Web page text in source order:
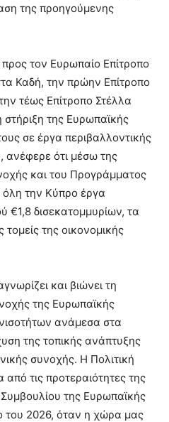
της προηγούμενης
τον Ευρωπαίο Επίτροπο
Καδή, την πρώην Επίτροπο
τέως Επίτροπο Στέλλα
στήριξη της Ευρωπαϊκής
σε έργα περιβαλλοντικής
ανέφερε ότι μέσω της
και του Προγράμματος
όλη την Κύπρο έργα
€1,8 δισεκατομμυρίων, τα
της οικονομικής
και βιώνει τη
της Ευρωπαϊκής
ανάμεσα στα
της τοπικής ανάπτυξης
συνοχής. Η Πολιτική
τις προτεραιότητες της
της Ευρωπαϊκής
2026, όταν η χώρα μας